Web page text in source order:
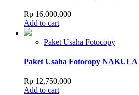
Rp 16,000,000
Add to cart
Paket Usaha Fotocopy
Paket Usaha Fotocopy NAKULA
Rp 12,750,000
Add to cart